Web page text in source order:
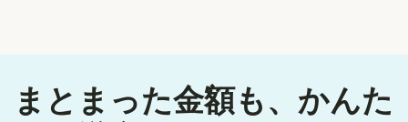
まとまった金額も、かんた